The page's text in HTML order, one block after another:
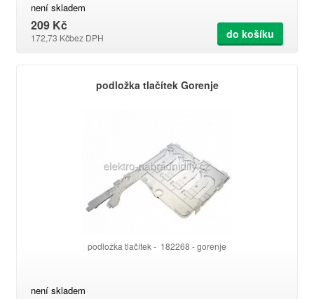
není skladem
209 Kč
172,73 Kčbez DPH do košíku
podložka tlačítek Gorenje
podložka tlačítek - 182268 - gorenje
není skladem